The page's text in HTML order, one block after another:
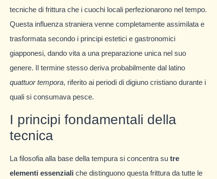
tecniche di frittura che i cuochi locali perfezionarono nel tempo.
Questa influenza straniera venne completamente assimilata e
trasformata secondo i principi estetici e gastronomici
giapponesi, dando vita a una preparazione unica nel suo
genere. Il termine stesso deriva probabilmente dal latino
quattuor tempora, riferito ai periodi di digiuno cristiano durante i
quali si consumava pesce.
I principi fondamentali della
tecnica
La filosofia alla base della tempura si concentra su tre
elementi essenziali che distinguono questa frittura da tutte le